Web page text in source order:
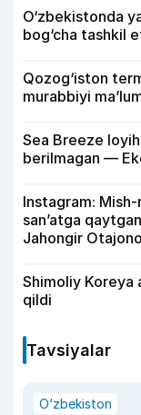
O‘zbekistonda
bog‘cha tashkil
Qozog‘iston
murabbiyi
Sea Breeze
berilmagan —
Instagram:
san’atga
Jahongir
Shimoliy Koreya
qildi
Tavsiyalar
O‘zbekiston